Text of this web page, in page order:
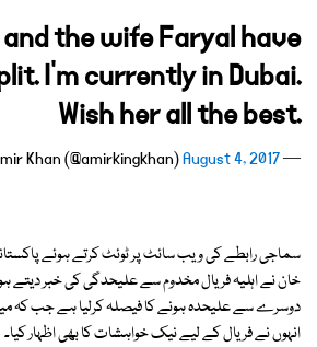
and the wife Faryal have
I'm currently in Dubai.
Wish her all the best.
— Amir Khan (@amirkingkhan)
August 4, 2017
سماجی رابطے کی ویب سائٹ پر ٹوئٹ کرتے ہوئے پاکستانی
خان نے اہلیہ فریال مخدوم سے علیحدگی کی خبر دیتے
دوسرے سے علیحدہ ہونے کا فیصلہ کرلیا ہے جب کہ
انہوں نے فریال کے لیے نیک خواہشات کا بھی اظہار کیا۔